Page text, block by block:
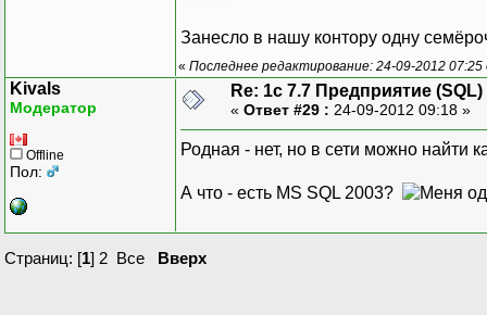
Занесло в нашу контору одну
« Последнее редактирование: 24-09-2012
Kivals
Модератор
Offline
Пол:
Re: 1с 7.7 Предприятие
« Ответ #29 : 24-09-2012 09:18 »
Родная - нет, но в сети можно найти
А что - есть MS SQL 2003?
Страниц: [1] 2 Все Вверх